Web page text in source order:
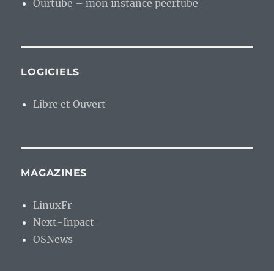
Ourtube – mon instance peertube
LOGICIELS
Libre et Ouvert
MAGAZINES
LinuxFr
Next-Inpact
OSNews